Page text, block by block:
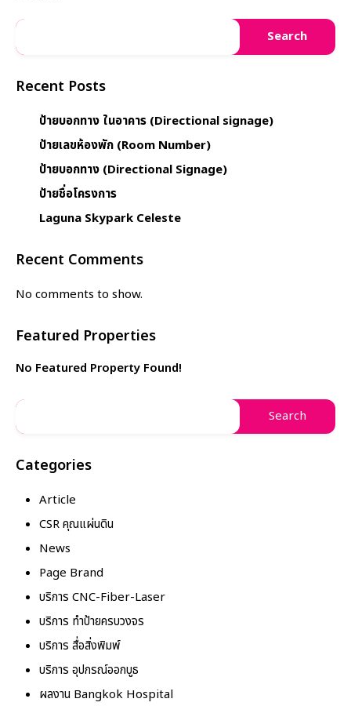
Search
Recent Posts
ป้ายบอกทาง ในอาคาร (Directional signage)
ป้ายเลขห้องพัก (Room Number)
ป้ายบอกทาง (Directional Signage)
ป้ายชื่อโครงการ
Laguna Skypark Celeste
Recent Comments
No comments to show.
Featured Properties
No Featured Property Found!
Categories
Article
CSR คุณแผ่นดิน
News
Page Brand
บริการ CNC-Fiber-Laser
บริการ ทำป้ายครบวงจร
บริการ สื่อสิ่งพิมพ์
บริการ อุปกรณ์ออกบูธ
ผลงาน Bangkok Hospital